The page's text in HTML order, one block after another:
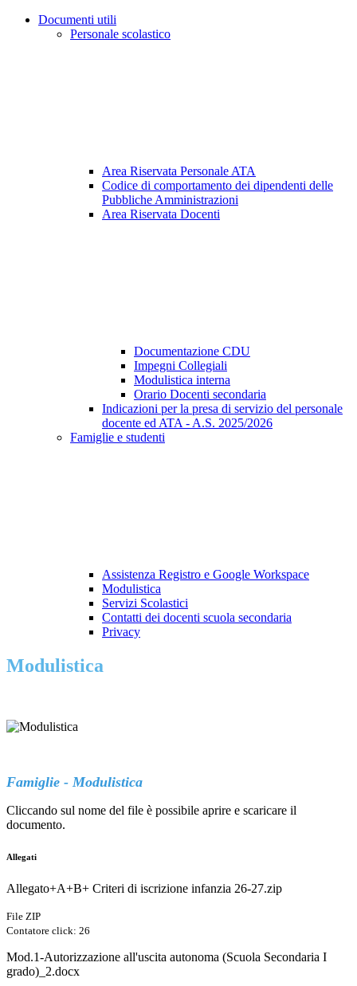
Documenti utili
Personale scolastico
Area Riservata Personale ATA
Codice di comportamento dei dipendenti delle
Pubbliche Amministrazioni
Area Riservata Docenti
Documentazione CDU
Impegni Collegiali
Modulistica interna
Orario Docenti secondaria
Indicazioni per la presa di servizio del personale
docente ed ATA - A.S. 2025/2026
Famiglie e studenti
Assistenza Registro e Google Workspace
Modulistica
Servizi Scolastici
Contatti dei docenti scuola secondaria
Privacy
Modulistica
Famiglie - Modulistica
Cliccando sul nome del file è possibile aprire e scaricare il
documento.
Allegati
Allegato+A+B+ Criteri di iscrizione infanzia 26-27.zip
File ZIP
Contatore click: 26
Mod.1-Autorizzazione all'uscita autonoma (Scuola Secondaria I
grado)_2.docx